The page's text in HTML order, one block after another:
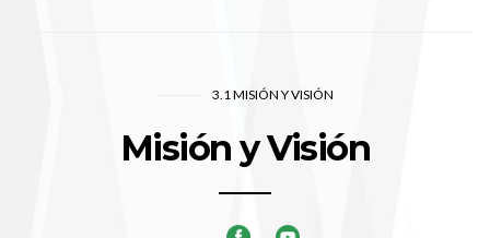
3.1 MISIÓN Y VISIÓN
Misión y Visión